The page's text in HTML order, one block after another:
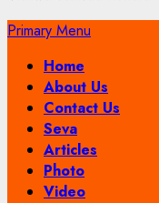
Primary Menu
Home
About Us
Contact Us
Seva
Articles
Photo
Video